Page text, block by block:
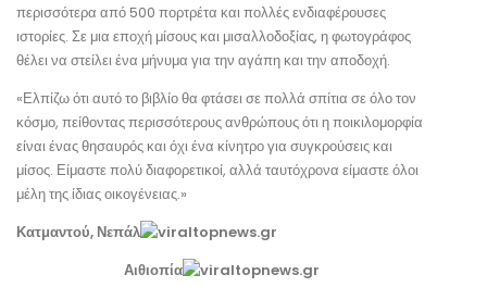
περισσότερα από 500 πορτρέτα και πολλές ενδιαφέρουσες
ιστορίες. Σε μια εποχή μίσους και μισαλλοδοξίας, η φωτογράφος
θέλει να στείλει ένα μήνυμα για την αγάπη και την αποδοχή.
«Ελπίζω ότι αυτό το βιβλίο θα φτάσει σε πολλά σπίτια σε όλο τον
κόσμο, πείθοντας περισσότερους ανθρώπους ότι η ποικιλομορφία
είναι ένας θησαυρός και όχι ένα κίνητρο για συγκρούσεις και
μίσος. Είμαστε πολύ διαφορετικοί, αλλά ταυτόχρονα είμαστε όλοι
μέλη της ίδιας οικογένειας.»
Κατμαντού, Νεπάλ
Αιθιοπία